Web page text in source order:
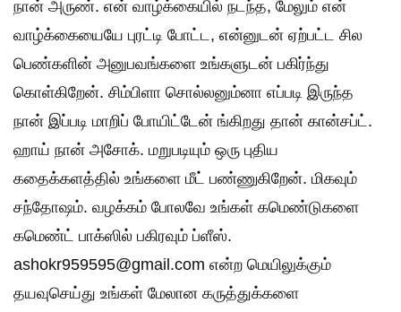
நான் அருண். என் வாழ்க்கையில் நடந்த, மேலும் என்
வாழ்க்கையையே புரட்டி போட்ட, என்னுடன் ஏற்பட்ட சில
பெண்களின் அனுபவங்களை உங்களுடன் பகிர்ந்து
கொள்கிறேன். சிம்பிளா சொல்லனும்னா எப்படி இருந்த
நான் இப்படி மாறிப் போயிட்டேன் ங்கிறது தான் கான்சப்ட்.
ஹாய் நான் அசோக். மறுபடியும் ஒரு புதிய
கதைக்களத்தில் உங்களை மீட் பண்ணுகிறேன். மிகவும்
சந்தோஷம். வழக்கம் போலவே உங்கள் கமெண்டுகளை
கமெண்ட் பாக்ஸில் பகிரவும் ப்ளீஸ்.
ashokr959595@gmail.com என்ற மெயிலுக்கும்
தயவுசெய்து உங்கள் மேலான கருத்துக்களை